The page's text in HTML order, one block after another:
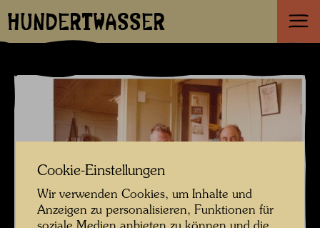
HUNDERTWASSER
Cookie-Einstellungen
Wir verwenden Cookies, um Inhalte und
Anzeigen zu personalisieren, Funktionen für